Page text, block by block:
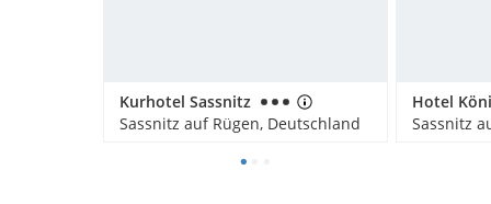
Kurhotel Sassnitz
Sassnitz auf Rügen, Deutschland
Hotel
Sassnitz